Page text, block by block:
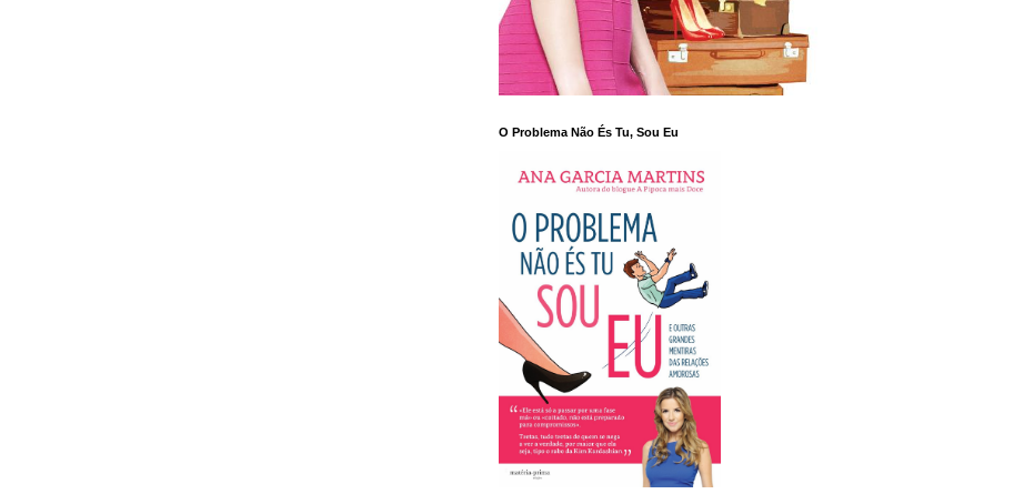
O Problema Não És Tu, Sou Eu